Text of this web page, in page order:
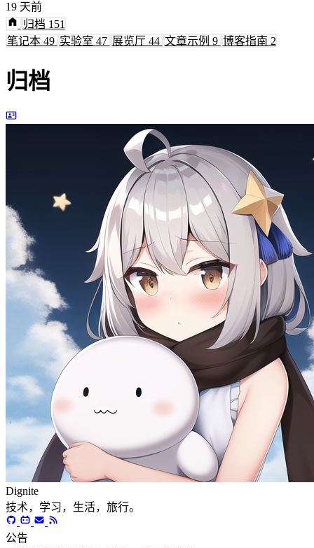
19 天前
归档 151
笔记本 49 实验室 47 展览厅 44 文章示例 9 博客指南 2
归档
Dignite
技术，学习，生活，旅行。
公告